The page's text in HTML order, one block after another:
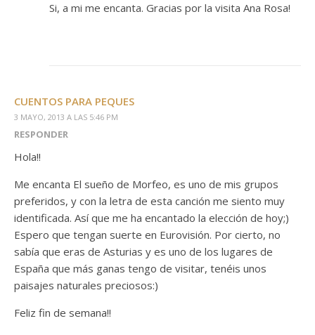
Si, a mi me encanta. Gracias por la visita Ana Rosa!
CUENTOS PARA PEQUES
3 MAYO, 2013 A LAS 5:46 PM
RESPONDER
Hola!!
Me encanta El sueño de Morfeo, es uno de mis grupos
preferidos, y con la letra de esta canción me siento muy
identificada. Así que me ha encantado la elección de hoy;)
Espero que tengan suerte en Eurovisión. Por cierto, no
sabía que eras de Asturias y es uno de los lugares de
España que más ganas tengo de visitar, tenéis unos
paisajes naturales preciosos:)
Feliz fin de semana!!